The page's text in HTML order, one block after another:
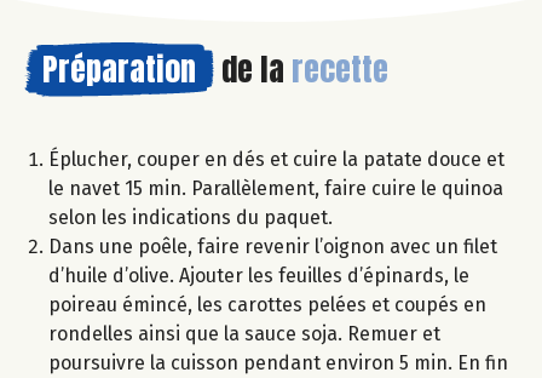
Préparation de la recette
Éplucher, couper en dés et cuire la patate douce et
le navet 15 min. Parallèlement, faire cuire le quinoa
selon les indications du paquet.
Dans une poêle, faire revenir l’oignon avec un filet
d’huile d’olive. Ajouter les feuilles d’épinards, le
poireau émincé, les carottes pelées et coupés en
rondelles ainsi que la sauce soja. Remuer et
poursuivre la cuisson pendant environ 5 min. En fin